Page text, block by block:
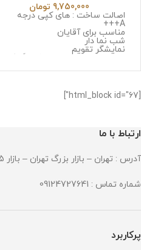
9,750,000 تومان
اصالت ساخت : های کپی درجه
A+++
مناسب برای آقایان
شب نما دار
نمایشگر تقویم
نوع موتور : سه موتوره کرنوگراف
جنس قاب : استینلس استیل ضد
جنس شیشه : صافیر کریستال ضد
خش
وزن : 211 گرم
[html_block id="67"]
ارتباط با ما
آدرس : تهران – بازار بزرگ تهران – بازار 15 خرداد-پاساژ دلگشا – طبقه منفی 3 – پلاک 94
شماره تماس : 09124727641
پرکاربرد